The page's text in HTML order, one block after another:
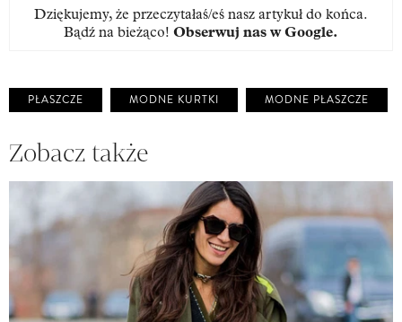
Dziękujemy, że przeczytałaś/eś nasz artykuł do końca.
Bądź na bieżąco! Obserwuj nas w Google.
PŁASZCZE MODNE KURTKI MODNE PŁASZCZE
Zobacz także